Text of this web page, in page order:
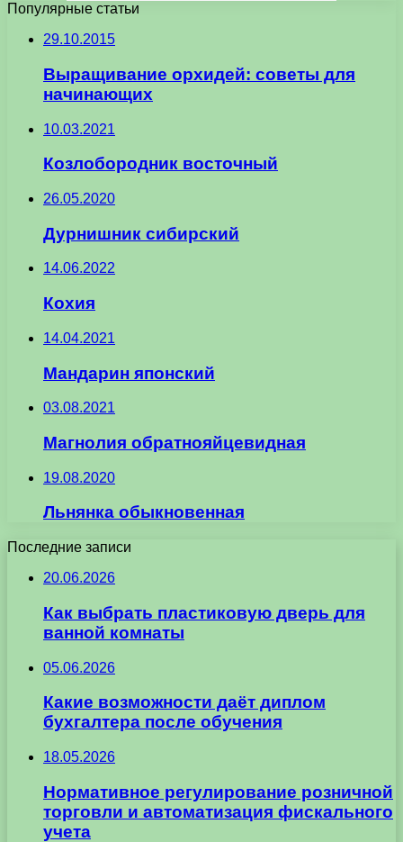
Популярные статьи
29.10.2015
Выращивание орхидей: советы для
начинающих
10.03.2021
Козлобородник восточный
26.05.2020
Дурнишник сибирский
14.06.2022
Кохия
14.04.2021
Мандарин японский
03.08.2021
Магнолия обратнояйцевидная
19.08.2020
Льнянка обыкновенная
Последние записи
20.06.2026
Как выбрать пластиковую дверь для
ванной комнаты
05.06.2026
Какие возможности даёт диплом
бухгалтера после обучения
18.05.2026
Нормативное регулирование розничной
торговли и автоматизация фискального
учета